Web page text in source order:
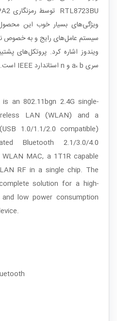
ویژگی‌های بسیار خوب این
سیستم عامل‌های رایج و به
ویندوز اشاره کرد. پروتکل‌های
سری a، b و n استاندارد IEEE است.
an 802.11bgn 2.4G single-
LAN (WLAN) and a
1.0/1.1/2.0 compatible)
Bluetooth 2.1/3.0/4.0
MAC, a 1T1R capable
RF in a single chip. The
solution for a high-
low power consumption